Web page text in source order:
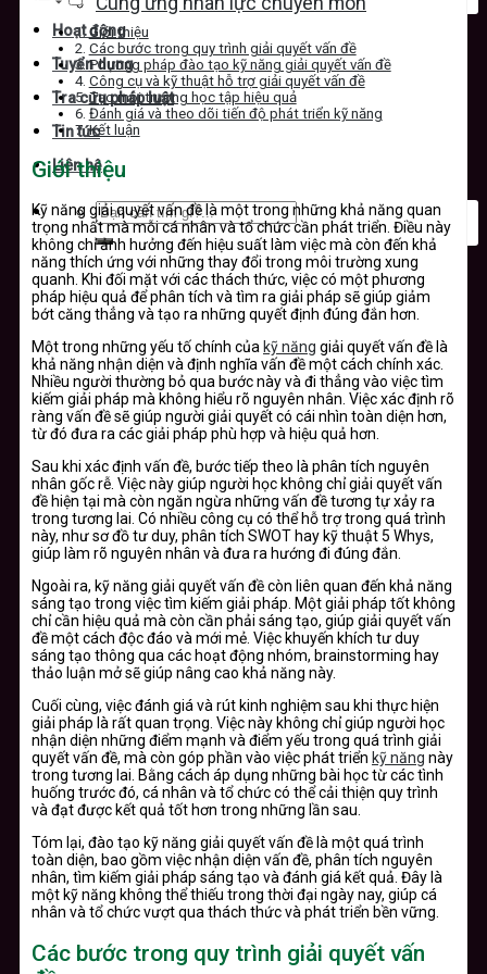
Hoạt động
Tuyển dụng
Tra cứu pháp luật
Tin tức
Liên hệ
Giới thiệu
Các bước trong quy trình giải quyết vấn đề
Phương pháp đào tạo kỹ năng giải quyết vấn đề
Công cụ và kỹ thuật hỗ trợ giải quyết vấn đề
Tạo môi trường học tập hiệu quả
Đánh giá và theo dõi tiến độ phát triển kỹ năng
Kết luận
Giới thiệu
Kỹ năng giải quyết vấn đề là một trong những khả năng quan
trọng nhất mà mỗi cá nhân và tổ chức cần phát triển. Điều này
không chỉ ảnh hưởng đến hiệu suất làm việc mà còn đến khả
năng thích ứng với những thay đổi trong môi trường xung
quanh. Khi đối mặt với các thách thức, việc có một phương
pháp hiệu quả để phân tích và tìm ra giải pháp sẽ giúp giảm
bớt căng thẳng và tạo ra những quyết định đúng đắn hơn.
Một trong những yếu tố chính của kỹ năng giải quyết vấn đề là
khả năng nhận diện và định nghĩa vấn đề một cách chính xác.
Nhiều người thường bỏ qua bước này và đi thẳng vào việc tìm
kiếm giải pháp mà không hiểu rõ nguyên nhân. Việc xác định rõ
ràng vấn đề sẽ giúp người giải quyết có cái nhìn toàn diện hơn,
từ đó đưa ra các giải pháp phù hợp và hiệu quả hơn.
Sau khi xác định vấn đề, bước tiếp theo là phân tích nguyên
nhân gốc rễ. Việc này giúp người học không chỉ giải quyết vấn
đề hiện tại mà còn ngăn ngừa những vấn đề tương tự xảy ra
trong tương lai. Có nhiều công cụ có thể hỗ trợ trong quá trình
này, như sơ đồ tư duy, phân tích SWOT hay kỹ thuật 5 Whys,
giúp làm rõ nguyên nhân và đưa ra hướng đi đúng đắn.
Ngoài ra, kỹ năng giải quyết vấn đề còn liên quan đến khả năng
sáng tạo trong việc tìm kiếm giải pháp. Một giải pháp tốt không
chỉ cần hiệu quả mà còn cần phải sáng tạo, giúp giải quyết vấn
đề một cách độc đáo và mới mẻ. Việc khuyến khích tư duy
sáng tạo thông qua các hoạt động nhóm, brainstorming hay
thảo luận mở sẽ giúp nâng cao khả năng này.
Cuối cùng, việc đánh giá và rút kinh nghiệm sau khi thực hiện
giải pháp là rất quan trọng. Việc này không chỉ giúp người học
nhận diện những điểm mạnh và điểm yếu trong quá trình giải
quyết vấn đề, mà còn góp phần vào việc phát triển kỹ năng này
trong tương lai. Bằng cách áp dụng những bài học từ các tình
huống trước đó, cá nhân và tổ chức có thể cải thiện quy trình
và đạt được kết quả tốt hơn trong những lần sau.
Tóm lại, đào tạo kỹ năng giải quyết vấn đề là một quá trình
toàn diện, bao gồm việc nhận diện vấn đề, phân tích nguyên
nhân, tìm kiếm giải pháp sáng tạo và đánh giá kết quả. Đây là
một kỹ năng không thể thiếu trong thời đại ngày nay, giúp cá
nhân và tổ chức vượt qua thách thức và phát triển bền vững.
Các bước trong quy trình giải quyết vấn